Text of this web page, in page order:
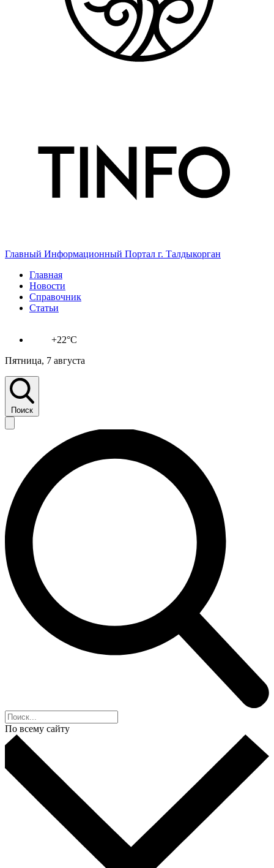
Главный Информационный Портал г. Талдыкорган
Главная
Новости
Справочник
Статьи
+22°C
Пятница, 7 августа
Поиск
По всему сайту